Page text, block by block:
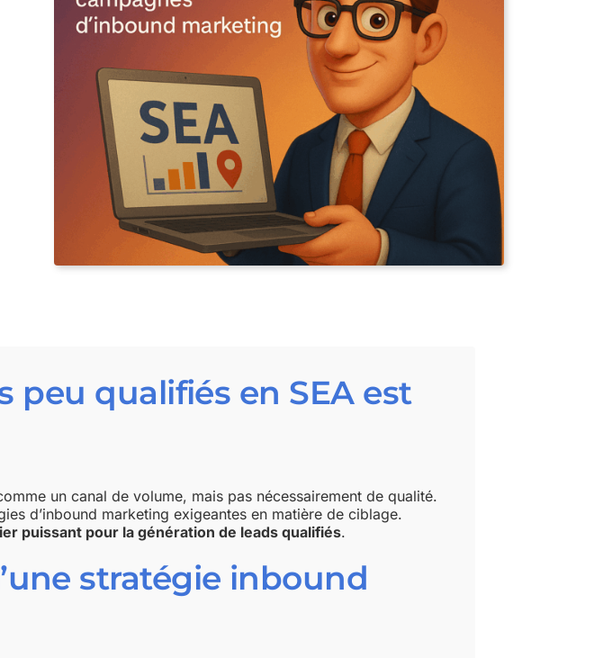
peu qualifiés en SEA est
un canal de volume, mais pas nécessairement de qualité.
d’inbound marketing exigeantes en matière de ciblage.
puissant pour la génération de leads qualifiés.
stratégie inbound